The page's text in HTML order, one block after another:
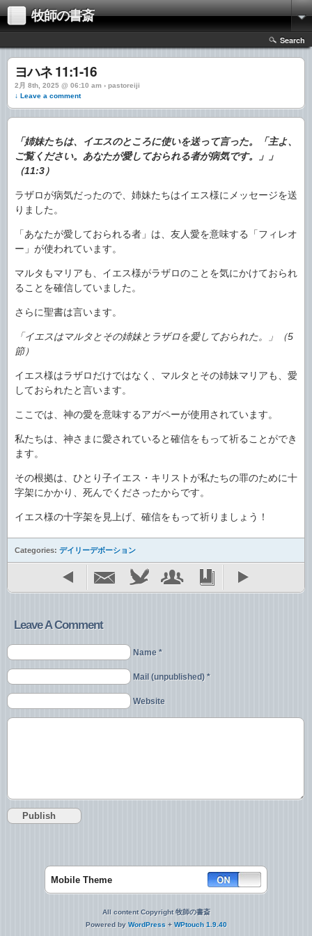
牧師の書斎
Search
ヨハネ 11:1-16
2月 8th, 2025 @ 06:10 am › pastoreiji
↓ Leave a comment
「姉妹たちは、イエスのところに使いを送って言った。「主よ、
ご覧ください。あなたが愛しておられる者が病気です。」」
（11:3）
ラザロが病気だったので、姉妹たちはイエス様にメッセージを送
りました。
「あなたが愛しておられる者」は、友人愛を意味する「フィレオ
ー」が使われています。
マルタもマリアも、イエス様がラザロのことを気にかけておられ
ることを確信していました。
さらに聖書は言います。
「イエスはマルタとその姉妹とラザロを愛しておられた。」（5
節）
イエス様はラザロだけではなく、マルタとその姉妹マリアも、愛
しておられたと言います。
ここでは、神の愛を意味するアガペーが使用されています。
私たちは、神さまに愛されていると確信をもって祈ることができ
ます。
その根拠は、ひとり子イエス・キリストが私たちの罪のために十
字架にかかり、死んでくださったからです。
イエス様の十字架を見上げ、確信をもって祈りましょう！
Categories: デイリーデボーション
Leave A Comment
Name *
Mail (unpublished) *
Website
Mobile Theme
All content Copyright 牧師の書斎
Powered by WordPress + WPtouch 1.9.40